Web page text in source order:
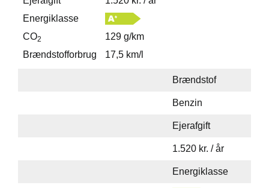
Energiklasse
CO2
129 g/km
Brændstofforbrug
17,5 km/l
Brændstof
Benzin
Ejerafgift
1.520 kr. / år
Energiklasse